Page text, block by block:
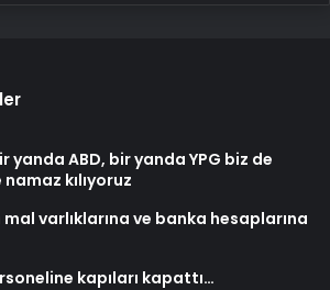
yanda ABD, bir yanda YPG biz de
kılıyoruz
mal varlıklarına ve banka hesaplarına
kapıları kapattı…